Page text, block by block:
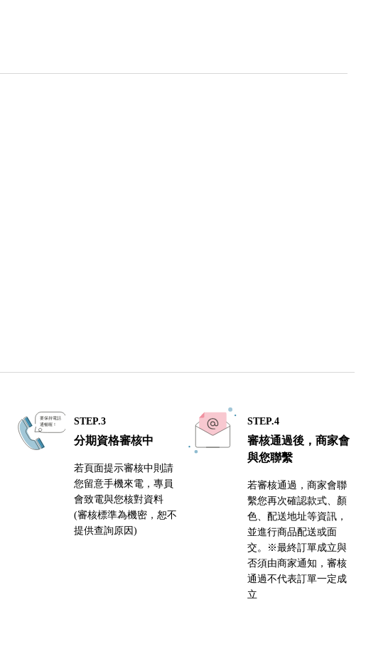
STEP.3
分期資格審核中
若頁面提示審核中則請
您留意手機來電，專員
會致電與您核對資料
(審核標準為機密，恕不
提供查詢原因)
STEP.4
審核通過後，商家會
與您聯繫
若審核通過，商家會聯
繫您再次確認款式、顏
色、配送地址等資訊，
並進行商品配送或面
交。※最終訂單成立與
否須由商家通知，審核
通過不代表訂單一定成
立